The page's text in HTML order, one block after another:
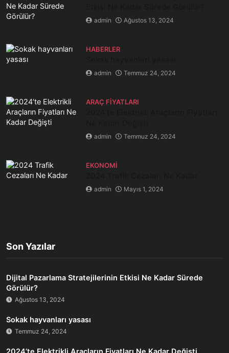
admin Ağustos 13, 2024
HABERLER
admin Temmuz 24, 2024
ARAÇ FIYATLARI
admin Temmuz 24, 2024
EKONOMI
admin Mayıs 1, 2024
Son Yazılar
Dijital Pazarlama Stratejilerinin Etkisi Ne Kadar Sürede
Görülür?
Ağustos 13, 2024
Sokak hayvanları yasası
Temmuz 24, 2024